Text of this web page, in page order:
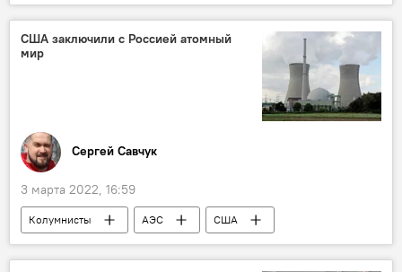
США заключили с Россией атомный
мир
Сергей Савчук
3 марта 2022, 16:59
Колумнисты АЭС
США
Росатом